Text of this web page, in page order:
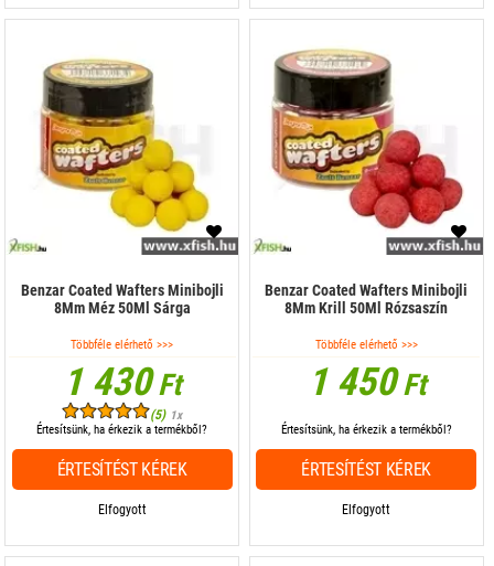
Benzar Coated Wafters Minibojli
8Mm Méz 50Ml Sárga
Többféle elérhető >>>
1 430Ft
(5) 1x
Elfogyott
Értesítsünk, ha érkezik a termékből?
ÉRTESÍTÉST KÉREK
Benzar Coated Wafters Minibojli
8Mm Krill 50Ml Rózsaszín
Többféle elérhető >>>
1 450Ft
Elfogyott
Értesítsünk, ha érkezik a termékből?
ÉRTESÍTÉST KÉREK